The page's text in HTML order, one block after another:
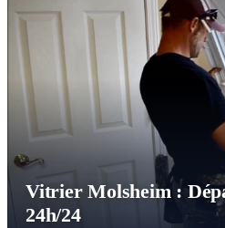
Vitrier Molsheim :
24h/24